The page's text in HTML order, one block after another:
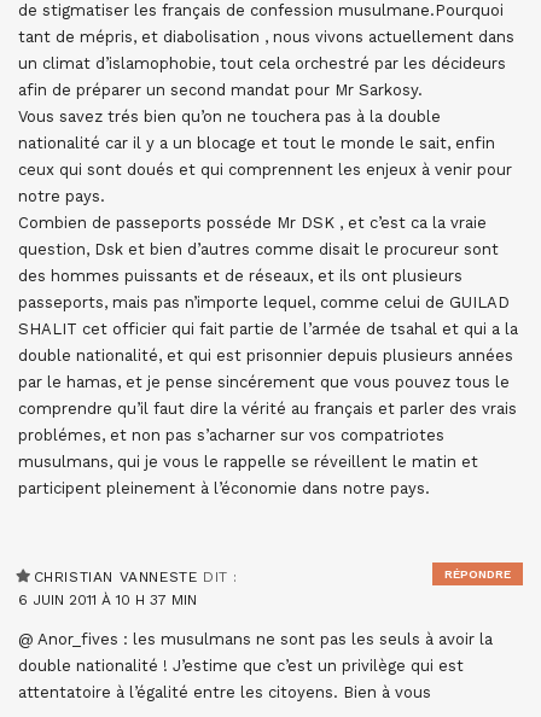
de stigmatiser les français de confession musulmane.Pourquoi
tant de mépris, et diabolisation , nous vivons actuellement dans
un climat d’islamophobie, tout cela orchestré par les décideurs
afin de préparer un second mandat pour Mr Sarkosy.
Vous savez trés bien qu’on ne touchera pas à la double
nationalité car il y a un blocage et tout le monde le sait, enfin
ceux qui sont doués et qui comprennent les enjeux à venir pour
notre pays.
Combien de passeports posséde Mr DSK , et c’est ca la vraie
question, Dsk et bien d’autres comme disait le procureur sont
des hommes puissants et de réseaux, et ils ont plusieurs
passeports, mais pas n’importe lequel, comme celui de GUILAD
SHALIT cet officier qui fait partie de l’armée de tsahal et qui a la
double nationalité, et qui est prisonnier depuis plusieurs années
par le hamas, et je pense sincérement que vous pouvez tous le
comprendre qu’il faut dire la vérité au français et parler des vrais
problémes, et non pas s’acharner sur vos compatriotes
musulmans, qui je vous le rappelle se réveillent le matin et
participent pleinement à l’économie dans notre pays.
CHRISTIAN VANNESTE DIT :
6 JUIN 2011 À 10 H 37 MIN
@ Anor_fives : les musulmans ne sont pas les seuls à avoir la
double nationalité ! J’estime que c’est un privilège qui est
attentatoire à l’égalité entre les citoyens. Bien à vous
RÉPONDRE